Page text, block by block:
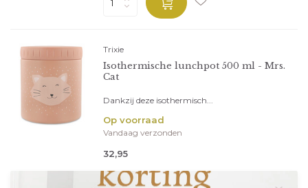
Trixie
Isothermische lunchpot 500 ml - Mrs.
Cat
Dankzij deze isothermisch...
Op voorraad
Vandaag verzonden
32,95